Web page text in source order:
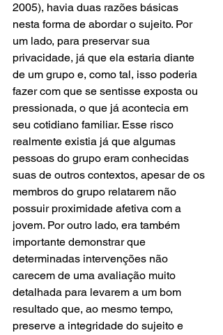
2005), havia duas razões básicas
nesta forma de abordar o sujeito. Por
um lado, para preservar sua
privacidade, já que ela estaria diante
de um grupo e, como tal, isso poderia
fazer com que se sentisse exposta ou
pressionada, o que já acontecia em
seu cotidiano familiar. Esse risco
realmente existia já que algumas
pessoas do grupo eram conhecidas
suas de outros contextos, apesar de os
membros do grupo relatarem não
possuir proximidade afetiva com a
jovem. Por outro lado, era também
importante demonstrar que
determinadas intervenções não
carecem de uma avaliação muito
detalhada para levarem a um bom
resultado que, ao mesmo tempo,
preserve a integridade do sujeito e